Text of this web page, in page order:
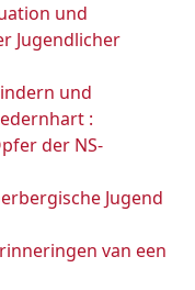
und
Jugendlicher
und
:
der NS-
Jugend
van een